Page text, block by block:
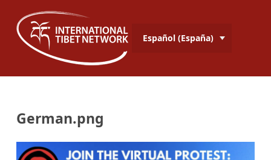
Español (España)
German.png